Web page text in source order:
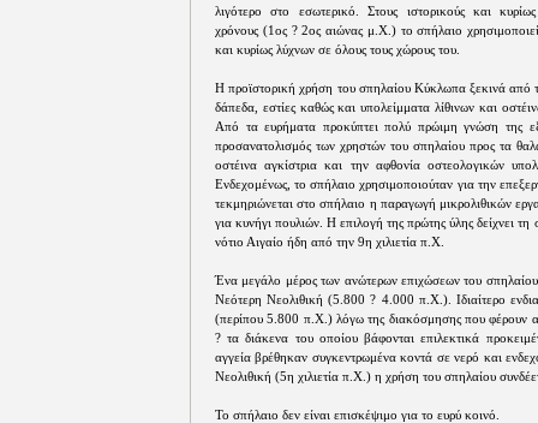
λιγότερο στο εσωτερικό. Στους ιστορικούς και
χρόνους (1ος ? 2ος αιώνας μ.Χ.) το σπήλαιο
και κυρίως λύχνων σε όλους τους χώρους του.
Η προϊστορική χρήση του σπηλαίου Κύκλωπα ξεκινά από
δάπεδα, εστίες καθώς και υπολείμματα λίθινων και
Από τα ευρήματα προκύπτει πολύ πρώιμη γνώση της
προσανατολισμός των χρηστών του σπηλαίου προς τα
οστέινα αγκίστρια και την αφθονία οστεολογικών
Ενδεχομένως, το σπήλαιο χρησιμοποιούταν για την
τεκμηριώνεται στο σπήλαιο η παραγωγή μικρολιθικών
για κυνήγι πουλιών. Η επιλογή της πρώτης ύλης δείχνει
νότιο Αιγαίο ήδη από την 9η χιλιετία π.Χ.
Ένα μεγάλο μέρος των ανώτερων επιχώσεων του
Νεότερη Νεολιθική (5.800 ? 4.000 π.Χ.). Ιδιαίτερο
(περίπου 5.800 π.Χ.) λόγω της διακόσμησης που φέρουν
? τα διάκενα του οποίου βάφονται επιλεκτικά
αγγεία βρέθηκαν συγκεντρωμένα κοντά σε νερό και
Νεολιθική (5η χιλιετία π.Χ.) η χρήση του σπηλαίου
Το σπήλαιο δεν είναι επισκέψιμο για το ευρύ κοινό.